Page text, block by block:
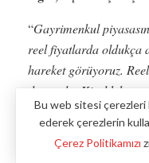
“Gayrimenkul
reel fiyatlarda oldukça
hareket görüyoruz.
durumda. Kiralık
artış sınırlamasının
günlerde daha çok
normalleşmeye vesile
Bu web sitesi çerezleri
ederek çerezlerin
Çerez Politikamızı